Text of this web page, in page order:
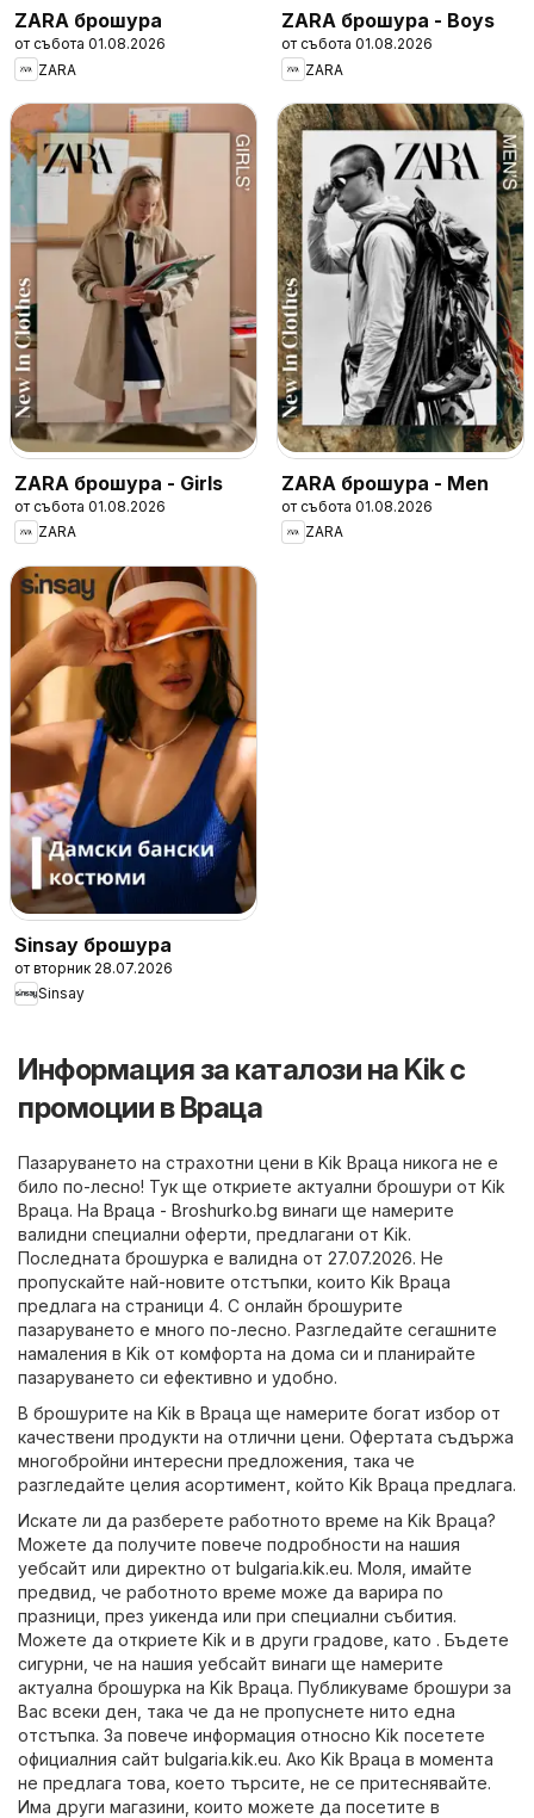
ZARA брошура
от събота 01.08.2026
ZARA
ZARA брошура - Boys
от събота 01.08.2026
ZARA
ZARA брошура - Girls
от събота 01.08.2026
ZARA
ZARA брошура - Men
от събота 01.08.2026
ZARA
Sinsay брошура
от вторник 28.07.2026
Sinsay
Информация за каталози на Kik с
промоции в Враца
Пазаруването на страхотни цени в Kik Враца никога не е
било по-лесно! Тук ще откриете актуални брошури от Kik
Враца. На Враца - Broshurko.bg винаги ще намерите
валидни специални оферти, предлагани от Kik.
Последната брошурка е валидна от 27.07.2026. Не
пропускайте най-новите отстъпки, които Kik Враца
предлага на страници 4. С онлайн брошурите
пазаруването е много по-лесно. Разгледайте сегашните
намаления в Kik от комфорта на дома си и планирайте
пазаруването си ефективно и удобно.
В брошурите на Kik в Враца ще намерите богат избор от
качествени продукти на отлични цени. Офертата съдържа
многобройни интересни предложения, така че
разгледайте целия асортимент, който Kik Враца предлага.
Искате ли да разберете работното време на Kik Враца?
Можете да получите повече подробности на нашия
уебсайт или директно от bulgaria.kik.eu. Моля, имайте
предвид, че работното време може да варира по
празници, през уикенда или при специални събития.
Можете да откриете Kik и в други градове, като . Бъдете
сигурни, че на нашия уебсайт винаги ще намерите
актуална брошурка на Kik Враца. Публикуваме брошури за
Вас всеки ден, така че да не пропуснете нито една
отстъпка. За повече информация относно Kik посетете
официалния сайт bulgaria.kik.eu. Ако Kik Враца в момента
не предлага това, което търсите, не се притеснявайте.
Има други магазини, които можете да посетите в